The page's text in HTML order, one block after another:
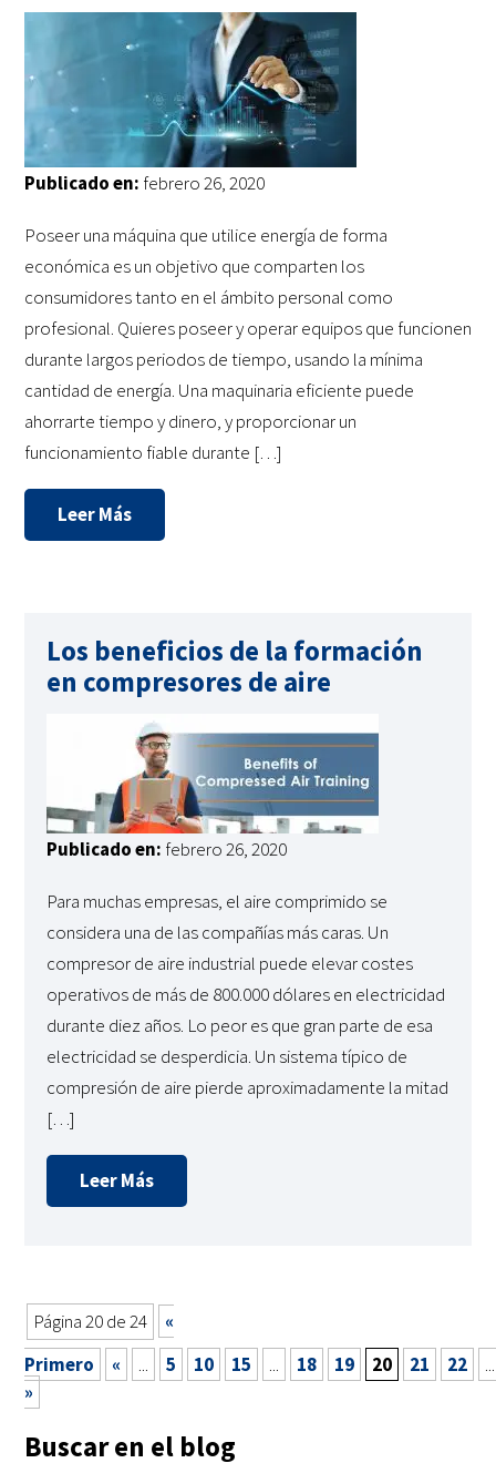
Publicado en: febrero 26, 2020
Poseer una máquina que utilice energía de forma
económica es un objetivo que comparten los
consumidores tanto en el ámbito personal como
profesional. Quieres poseer y operar equipos que funcionen
durante largos periodos de tiempo, usando la mínima
cantidad de energía. Una maquinaria eficiente puede
ahorrarte tiempo y dinero, y proporcionar un
funcionamiento fiable durante […]
Leer Más
Los beneficios de la formación
en compresores de aire
Publicado en: febrero 26, 2020
Para muchas empresas, el aire comprimido se
considera una de las compañías más caras. Un
compresor de aire industrial puede elevar costes
operativos de más de 800.000 dólares en electricidad
durante diez años. Lo peor es que gran parte de esa
electricidad se desperdicia. Un sistema típico de
compresión de aire pierde aproximadamente la mitad
[…]
Leer Más
Página 20 de 24
«
Primero
« ... 5 10 15 ... 18 19 20 21 22
...
»
Buscar en el blog